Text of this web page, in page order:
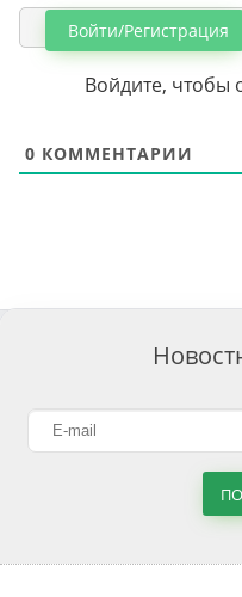
Войти/Регистрация
Войдите, чтобы
0 КОММЕНТАРИИ